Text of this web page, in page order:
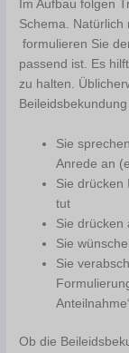
Im Aufbau folgen
Schema.
formulieren Sie
passend ist. Es
zu halten.
Sie
Anrede an
Sie drücken
tut
Sie drücken
Sie
Sie
Ob die